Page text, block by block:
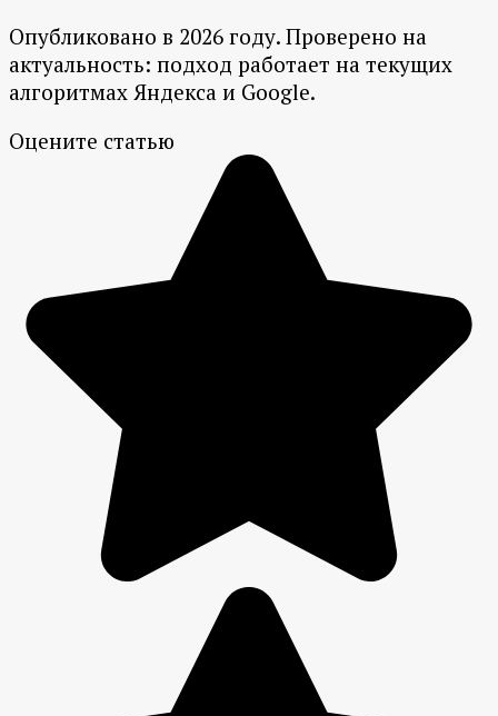
Опубликовано в 2026 году. Проверено на
актуальность: подход работает на текущих
алгоритмах Яндекса и Google.
Оцените статью